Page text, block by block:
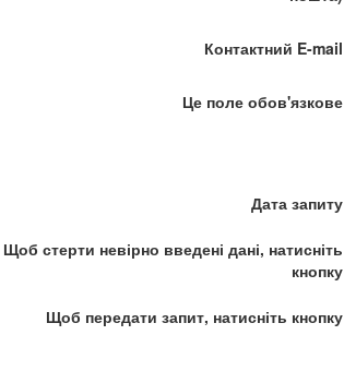
Контактний E-mail
Це поле обов'язкове
Дата запиту
Щоб стерти невірно введені дані, натисніть
кнопку
Щоб передати запит, натисніть кнопку